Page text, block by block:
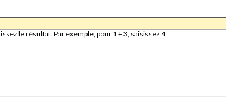
le résultat. Par exemple, pour 1 + 3, saisissez 4.